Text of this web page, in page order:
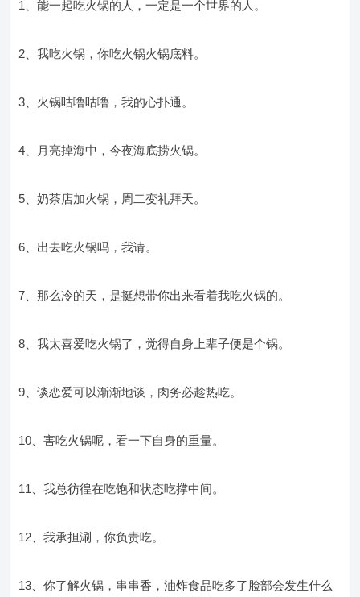
1、能一起吃火锅的人，一定是一个世界的人。
2、我吃火锅，你吃火锅火锅底料。
3、火锅咕噜咕噜，我的心扑通。
4、月亮掉海中，今夜海底捞火锅。
5、奶茶店加火锅，周二变礼拜天。
6、出去吃火锅吗，我请。
7、那么冷的天，是挺想带你出来看着我吃火锅的。
8、我太喜爱吃火锅了，觉得自身上辈子便是个锅。
9、谈恋爱可以渐渐地谈，肉务必趁热吃。
10、害吃火锅呢，看一下自身的重量。
11、我总彷徨在吃饱和状态吃撑中间。
12、我承担涮，你负责吃。
13、你了解火锅，串串香，油炸食品吃多了脸部会发生什么